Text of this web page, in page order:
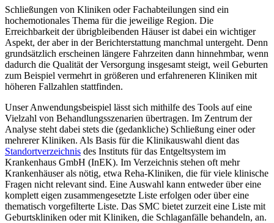
Schließungen von Kliniken oder Fachabteilungen sind ein
hochemotionales Thema für die jeweilige Region. Die
Erreichbarkeit der übrigbleibenden Häuser ist dabei ein wichtiger
Aspekt, der aber in der Berichterstattung manchmal untergeht. Denn
grundsätzlich erscheinen längere Fahrzeiten dann hinnehmbar, wenn
dadurch die Qualität der Versorgung insgesamt steigt, weil Geburten
zum Beispiel vermehrt in größeren und erfahreneren Kliniken mit
höheren Fallzahlen stattfinden.
Unser Anwendungsbeispiel lässt sich mithilfe des Tools auf eine
Vielzahl von Behandlungsszenarien übertragen. Im Zentrum der
Analyse steht dabei stets die (gedankliche) Schließung einer oder
mehrerer Kliniken. Als Basis für die Klinikauswahl dient das
Standortverzeichnis des Instituts für das Entgeltsystem im
Krankenhaus GmbH (InEK). Im Verzeichnis stehen oft mehr
Krankenhäuser als nötig, etwa Reha-Kliniken, die für viele klinische
Fragen nicht relevant sind. Eine Auswahl kann entweder über eine
komplett eigen zusammengesetzte Liste erfolgen oder über eine
thematisch vorgefilterte Liste. Das SMC bietet zurzeit eine Liste mit
Geburtskliniken oder mit Kliniken, die Schlaganfälle behandeln, an.